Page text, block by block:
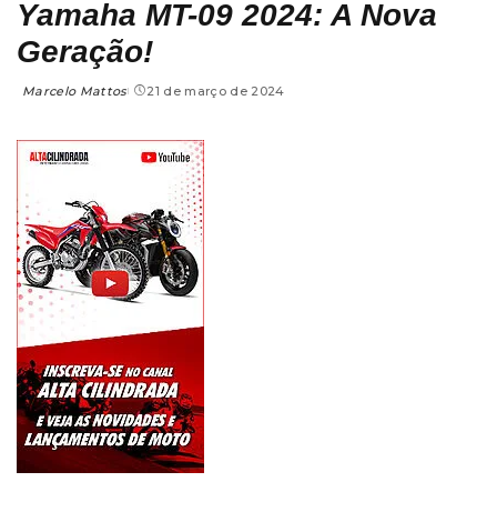
Yamaha MT-09 2024: A Nova
Geração!
Marcelo Mattos 21 de março de 2024